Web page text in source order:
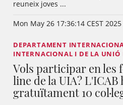
reuneix joves ...
Mon May 26 17:36:14 CEST 2025
DEPARTAMENT
INTERNACIONAL I DE LA UNIÓ
Vols participar en les
line de la UIA?
gratuïtament 10